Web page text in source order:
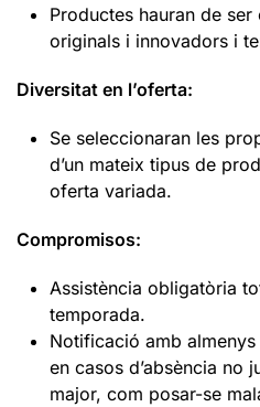
Productes hauran de
originals i innovadors i
Diversitat en l’oferta:
Se seleccionaran les
d’un mateix tipus de
oferta variada.
Compromisos:
Assistència obligatòria
temporada.
Notificació amb almenys
en casos d’absència no
major, com posar-se